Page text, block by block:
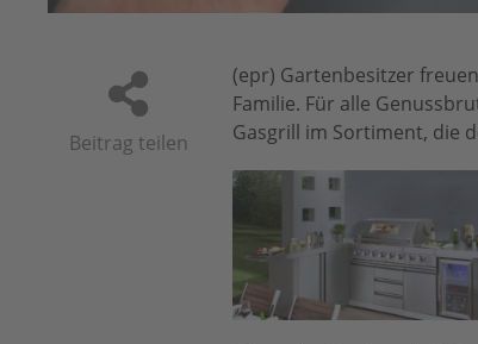
Beitrag teilen
(epr) Gartenbesitzer
Familie. Für alle
Gasgrill im Sortiment, die